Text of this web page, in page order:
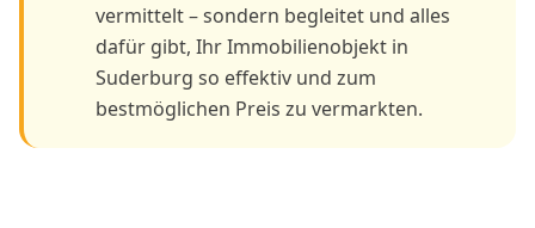
vermittelt – sondern begleitet und alles
dafür gibt, Ihr Immobilienobjekt in
Suderburg so effektiv und zum
bestmöglichen Preis zu vermarkten.